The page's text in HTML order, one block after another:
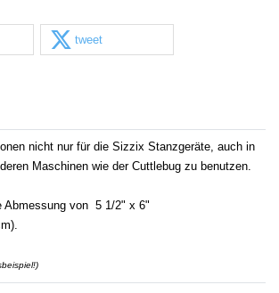
tweet
nicht nur für die Sizzix Stanzgeräte, auch in
Maschinen wie der Cuttlebug zu benutzen.
Abmessung von 5 1/2" x 6"